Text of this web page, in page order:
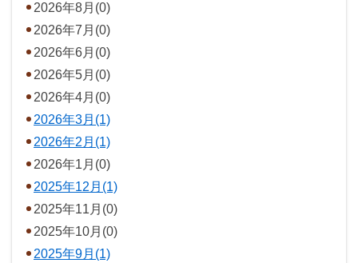
2026年8月(0)
2026年7月(0)
2026年6月(0)
2026年5月(0)
2026年4月(0)
2026年3月(1)
2026年2月(1)
2026年1月(0)
2025年12月(1)
2025年11月(0)
2025年10月(0)
2025年9月(1)